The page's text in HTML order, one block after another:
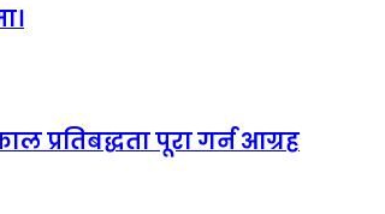
प्रतिबद्धता पूरा गर्न आग्रह